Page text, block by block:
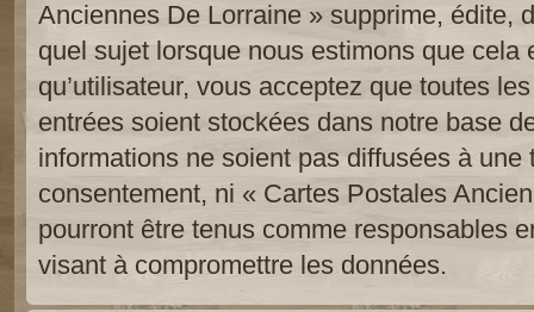
Anciennes De Lorraine » supprime, édite,
quel sujet lorsque nous estimons que cela
qu’utilisateur, vous acceptez que toutes
entrées soient stockées dans notre base
informations ne soient pas diffusées à une
consentement, ni « Cartes Postales
pourront être tenus comme responsables
visant à compromettre les données.